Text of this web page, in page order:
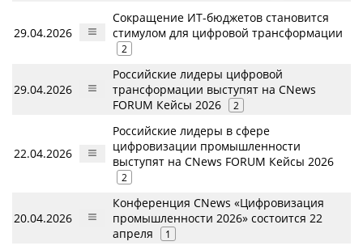
29.04.2026
Сокращение ИТ-бюджетов становится
стимулом для цифровой трансформации
2
29.04.2026
Российские лидеры цифровой
трансформации выступят на CNews
FORUM Кейсы 2026
2
22.04.2026
Российские лидеры в сфере
цифровизации промышленности
выступят на CNews FORUM Кейсы 2026
2
20.04.2026
Конференция CNews «Цифровизация
промышленности 2026» состоится 22
апреля
1